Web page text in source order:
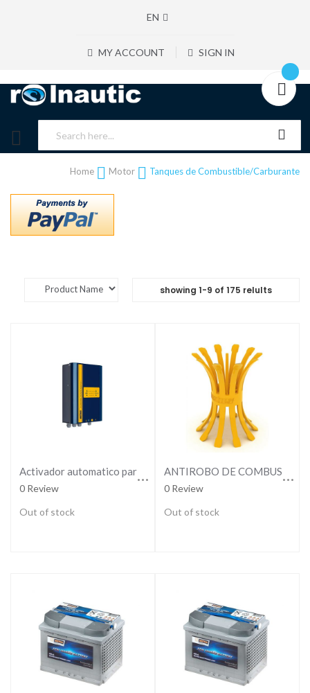
EN
MY ACCOUNT SIGN IN
Home Motor Tanques de Combustible/Carburante
showing 1-9 of 175 relults
Activador automatico para convertidor
0 Review
Out of stock
ANTIROBO DE COMBUSTIBLE PARA TUBO Ø 38 Y 51 MM INTERIOR
0 Review
Out of stock